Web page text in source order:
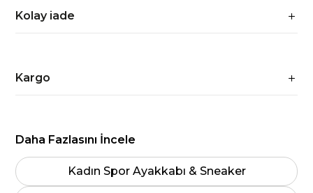
Kolay iade
Kargo
Daha Fazlasını İncele
Kadın Spor Ayakkabı & Sneaker